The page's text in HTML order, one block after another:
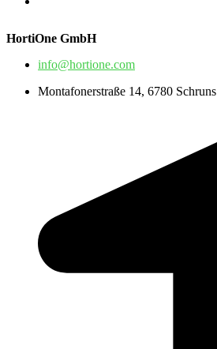
HortiOne GmbH
info@hortione.com
Montafonerstraße 14, 6780 Schruns